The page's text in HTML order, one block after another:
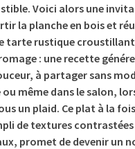
. Voici alors une
la planche en bois et
tarte rustique
: une recette
à partager sans
même dans le salon,
un plaid. Ce plat à la fois
de textures contrastées
promet de devenir un